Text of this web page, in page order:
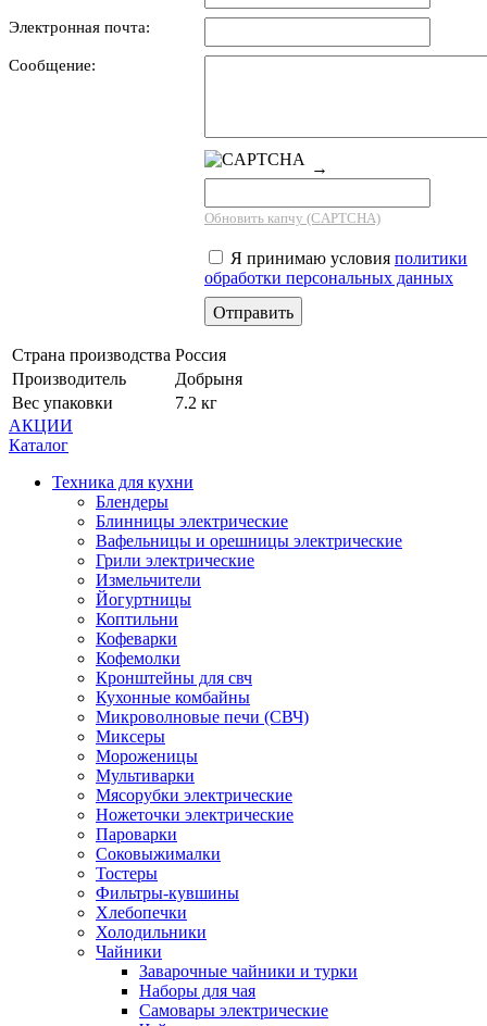
Электронная почта:
Сообщение:
→
Обновить капчу (CAPTCHA)
Я принимаю условия политики
обработки персональных данных
Страна производства Россия
Производитель
Добрыня
Вес упаковки
7.2 кг
АКЦИИ
Каталог
Техника для кухни
Блендеры
Блинницы электрические
Вафельницы и орешницы электрические
Грили электрические
Измельчители
Йогуртницы
Коптильни
Кофеварки
Кофемолки
Кронштейны для свч
Кухонные комбайны
Микроволновые печи (СВЧ)
Миксеры
Мороженицы
Мультиварки
Мясорубки электрические
Ножеточки электрические
Пароварки
Соковыжималки
Тостеры
Фильтры-кувшины
Хлебопечки
Холодильники
Чайники
Заварочные чайники и турки
Наборы для чая
Самовары электрические